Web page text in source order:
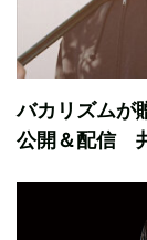
バカリズムが
公開＆配信